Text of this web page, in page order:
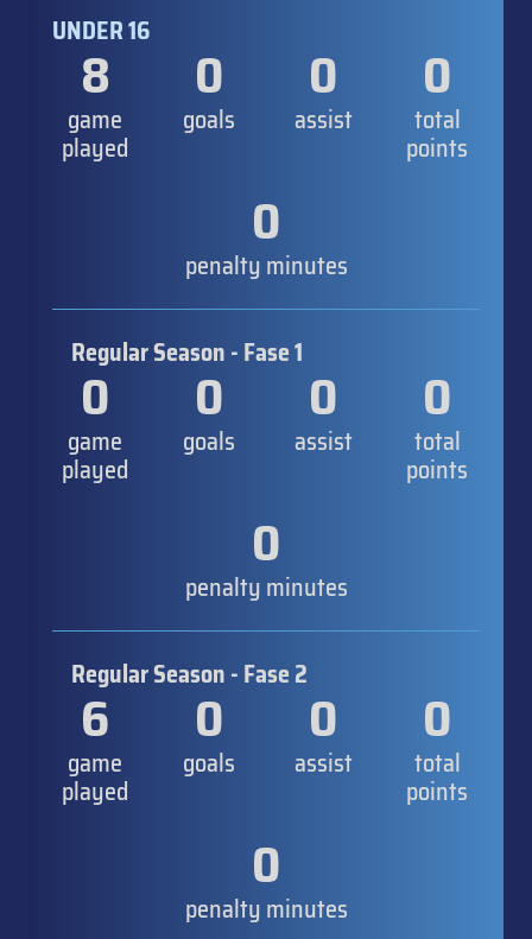
UNDER 16
8
game
played
0
goals
0
assist
0
total
points
0
penalty minutes
Regular Season - Fase 1
0
game
played
0
goals
0
assist
0
total
points
0
penalty minutes
Regular Season - Fase 2
6
game
played
0
goals
0
assist
0
total
points
0
penalty minutes